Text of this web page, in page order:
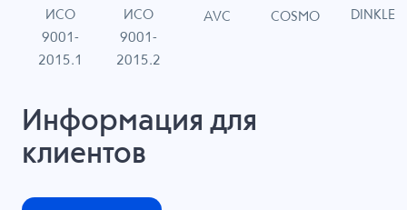
ИСО
9001-
2015.1
ИСО
9001-
2015.2
AVC COSMO DINKLE
Информация для
клиентов